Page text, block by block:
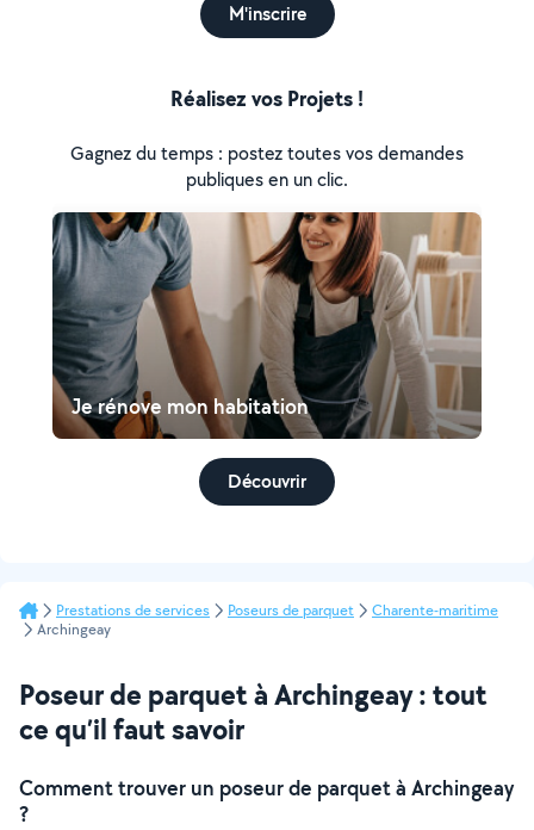
M'inscrire
Réalisez vos Projets !
Gagnez du temps : postez toutes vos demandes
publiques en un clic.
Je rénove mon habitation
Découvrir
Prestations de services Poseurs de parquet
Charente-maritime
Archingeay
Poseur de parquet à Archingeay : tout
ce qu’il faut savoir
Comment trouver un poseur de parquet à Archingeay
?